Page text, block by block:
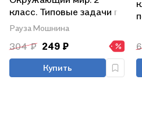
класс. Типовые задачи по
формированию
универсальных учебных
действий
Рауза Мошнина
304 ₽ 249 ₽
Купить